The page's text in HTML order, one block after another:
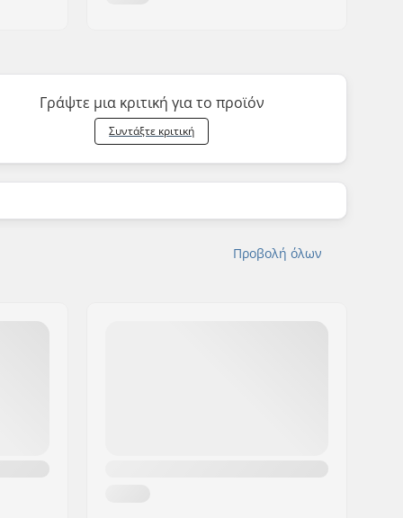
Γράψτε μια κριτική για το προϊόν
Συντάξτε κριτική
Προβολή όλων